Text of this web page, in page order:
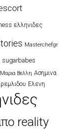
ελληνιδες
Masterchefgr
sugarbabes
Βελλη Ασημινα
Ελενη
reality